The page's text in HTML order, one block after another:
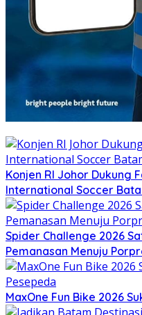
Konjen RI Johor Dukung
International Soccer
Spider Challenge 2026
Pemanasan Menuju
MaxOne Fun Bike 2026